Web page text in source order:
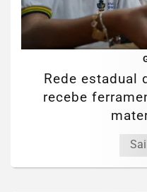
Rede estadual
recebe